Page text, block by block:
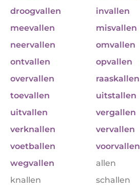
droogvallen
invallen
meevallen
misvallen
neervallen
omvallen
ontvallen
opvallen
overvallen
raaskallen
toevallen
uitstallen
uitvallen
vergallen
verknallen
vervallen
voetballen
voorvallen
wegvallen
allen
knallen
schallen